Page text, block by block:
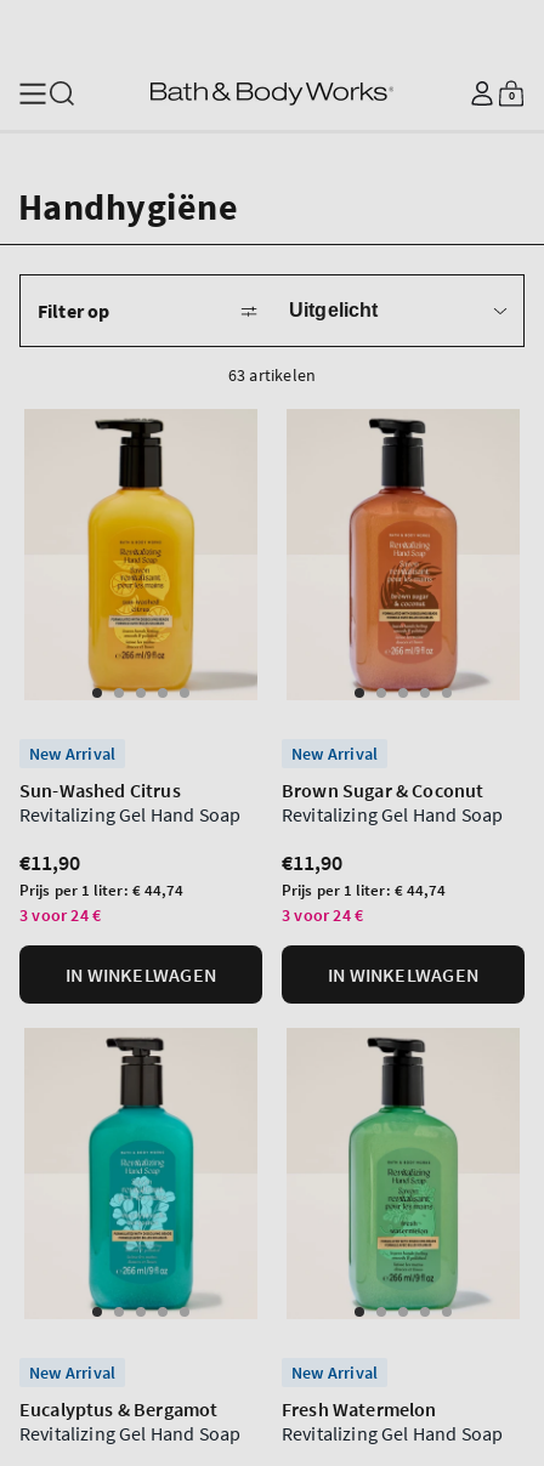
Inloggen
0
artikelen
Handhygiëne
Filter op
op
63 artikelen
New Arrival
Sun-Washed Citrus
Revitalizing Gel Hand Soap
Normale
prijs
€11,90
Prijs
per
Prijs per 1 liter: € 44,74
3 voor 24 €
IN WINKELWAGEN
New Arrival
Brown Sugar & Coconut
Revitalizing Gel Hand Soap
Normale
prijs
€11,90
Prijs
per
Prijs per 1 liter: € 44,74
3 voor 24 €
IN WINKELWAGEN
New Arrival
Eucalyptus & Bergamot
Revitalizing Gel Hand Soap
New Arrival
Fresh Watermelon
Revitalizing Gel Hand Soap